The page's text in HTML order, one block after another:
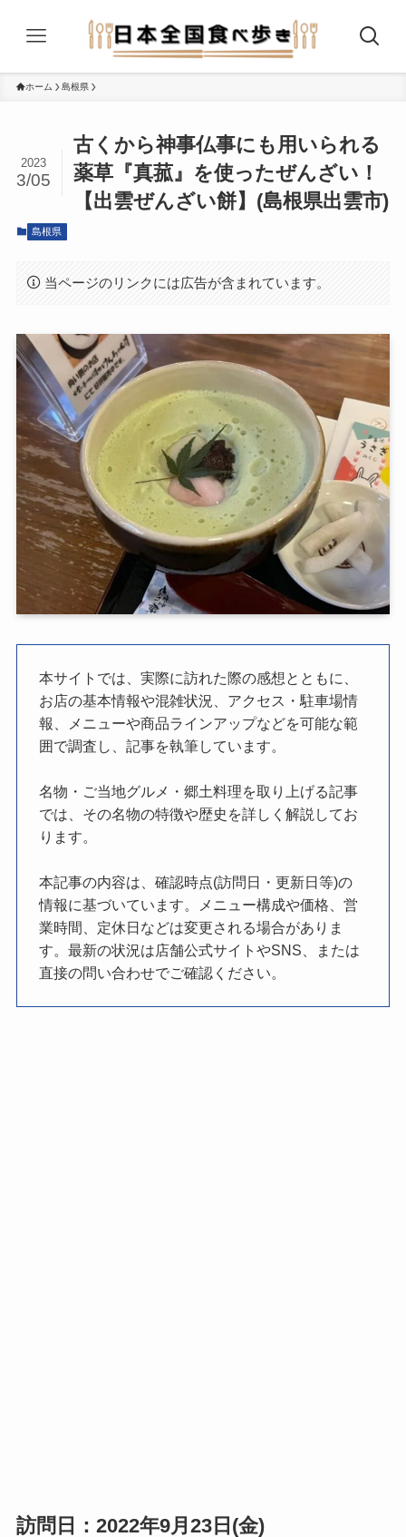
ホーム 島根県
古くから神事仏事にも用いられる
薬草『真菰』を使ったぜんざい！
【出雲ぜんざい餅】(島根県出雲市)
2023
3/05
島根県
当ページのリンクには広告が含まれています。
本サイトでは、実際に訪れた際の感想とともに、
お店の基本情報や混雑状況、アクセス・駐車場情
報、メニューや商品ラインアップなどを可能な範
囲で調査し、記事を執筆しています。
名物・ご当地グルメ・郷土料理を取り上げる記事
では、その名物の特徴や歴史を詳しく解説してお
ります。
本記事の内容は、確認時点(訪問日・更新日等)の
情報に基づいています。メニュー構成や価格、営
業時間、定休日などは変更される場合がありま
す。最新の状況は店舗公式サイトやSNS、または
直接の問い合わせでご確認ください。
訪問日：2022年9月23日(金)